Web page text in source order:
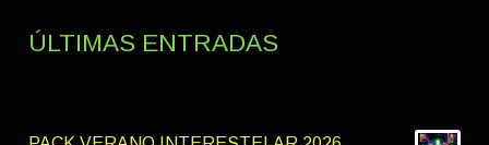
ÚLTIMAS ENTRADAS